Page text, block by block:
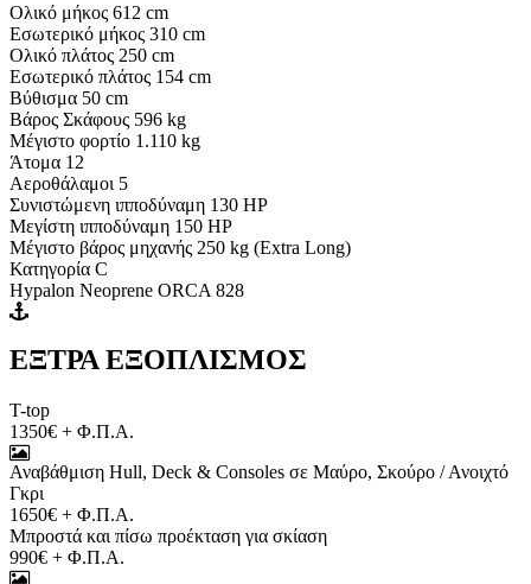
Oλικό μήκος 612 cm
Εσωτερικό μήκος 310 cm
Ολικό πλάτος 250 cm
Εσωτερικό πλάτος 154 cm
Βύθισμα 50 cm
Βάρος Σκάφους 596 kg
Μέγιστο φορτίο 1.110 kg
Άτομα 12
Αεροθάλαμοι 5
Συνιστώμενη ιπποδύναμη 130 HP
Μεγίστη ιπποδύναμη 150 HP
Μέγιστο βάρος μηχανής 250 kg (Extra Long)
Κατηγορία C
Hypalon Neoprene ORCA 828
ΕΞΤΡΑ ΕΞΟΠΛΙΣΜΟΣ
T-top
1350€ + Φ.Π.Α.
Αναβάθμιση Hull, Deck & Consoles σε Μαύρο, Σκούρο / Ανοιχτό
Γκρι
1650€ + Φ.Π.Α.
Μπροστά και πίσω προέκταση για σκίαση
990€ + Φ.Π.Α.